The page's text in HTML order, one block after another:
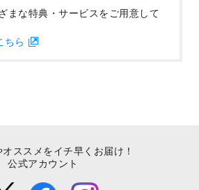
まな特典・サービスをご用意して
ちら
ススメをイチ早くお届け！
公式アカウント